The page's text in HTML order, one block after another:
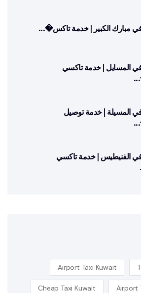
مبارك الكبير | خدمة تاكس�...
المسايل | خدمة تاكسي
المسيلة | خدمة توصيل
الفنيطيس | خدمة تاكسي
Airport Taxi Kuwait
Airport
Cheap Taxi Kuwait